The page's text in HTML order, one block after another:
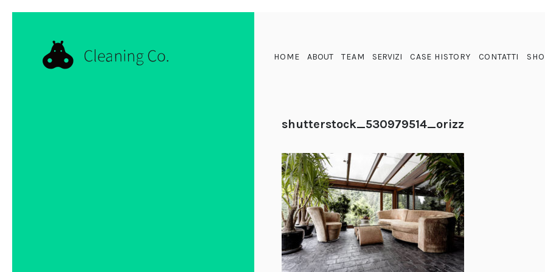
shutterstock_530979514_orizz
HOME ABOUT TEAM SERVIZI CASE HISTORY CONTATTI